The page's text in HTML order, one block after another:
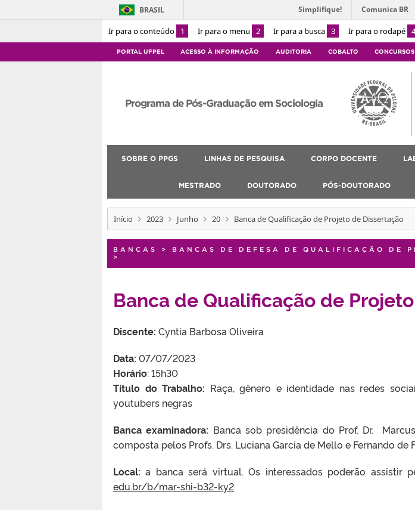
Ir para o conteúdo 1 Ir para o menu 2 Ir para a busca 3 Ir para o rodapé 4
BRASIL Simplifique! Comunica BR
PORTAL UFPEL ACESSO À INFORMAÇÃO AUDITORIA COBALTO CONCURSOS
Programa de Pós-Graduação em Sociologia
SOBRE O PPGS LINHAS DE PESQUISA CORPO DOCENTE
MESTRADO DOUTORADO PÓS-DOUTORADO
Início 2023 Junho 20 Banca de Qualificação de Projeto de Dissertação
BANCAS > BANCAS DE DEFESA DE QUALIFICAÇÃO DE
>
Banca de Qualificação de
Discente: Cyntia Barbosa Oliveira
Data: 07/07/2023
Horário: 15h30
Título do Trabalho: Raça, gênero e identidade nas redes
youtubers negras
Banca examinadora: Banca sob presidência do Prof. Dr.
composta pelos Profs. Drs. Luciana Garcia de Mello e Fernando de
Local: a banca será virtual. Os interessados poderão assistir
edu.br/b/mar-shi-b32-ky2